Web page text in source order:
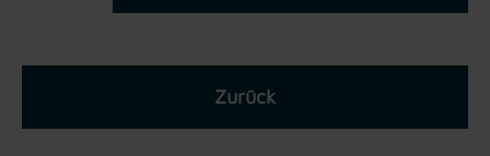
Zurück